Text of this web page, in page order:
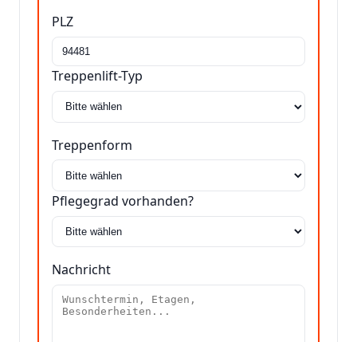
PLZ
Treppenlift-Typ
Treppenform
Pflegegrad vorhanden?
Nachricht